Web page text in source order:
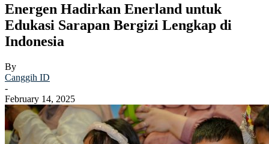
Energen Hadirkan Enerland untuk
Edukasi Sarapan Bergizi Lengkap di
Indonesia
By
Canggih ID
-
February 14, 2025